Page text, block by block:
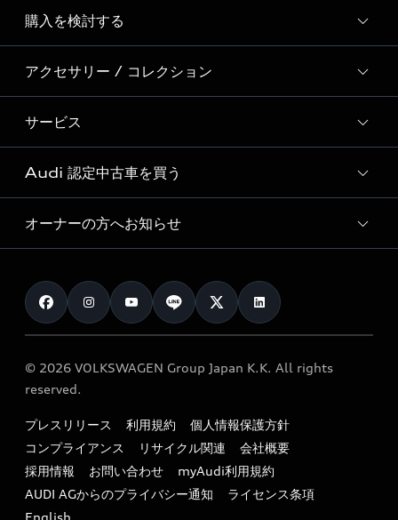
Story of Progress
Audi Sport
Formula 1®
デジタルサービス
ディーラー検索
新車在庫検索
試乗車・展示車検索
見積り依頼
試乗予約
購入を検討する
モデル一覧
特別仕様モデル / 限定モデル
e-tronラインアップ
価格シミュレーション
車両比較
カタログ一覧
アクセサリー / コレクション
純正アクセサリー
オンラインショップ
Audi collection
アウディナビアプリ
サービス
サービス入庫予約
サービスプログラム
メンテナンス
車検 / 定期点検
e-tronアフターサポート
myAudi
Audi 認定中古車を買う
Audi認定中古車
クオリティ
保証
メンテナンス
ファイナンス
キャンペーン / イベント
買取査定
オーナーの方へお知らせ
お知らせ
オーナー様向けキャンペーン
特定整備適用車一覧
リサイクル法
よくある質問（FAQ）
© 2026 VOLKSWAGEN Group Japan K.K. All rights
reserved.
プレスリリース 利用規約
個人情報保護方針
コンプライアンス
リサイクル関連
会社概要
採用情報
お問い合わせ
myAudi利用規約
AUDI AGからのプライバシー通知
ライセンス条項
English